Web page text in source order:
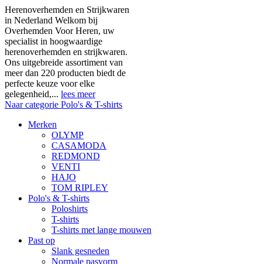
Herenoverhemden en Strijkwaren
in Nederland Welkom bij
Overhemden Voor Heren, uw
specialist in hoogwaardige
herenoverhemden en strijkwaren.
Ons uitgebreide assortiment van
meer dan 220 producten biedt de
perfecte keuze voor elke
gelegenheid,... lees meer
Naar categorie Polo's & T-shirts
Merken
OLYMP
CASAMODA
REDMOND
VENTI
HAJO
TOM RIPLEY
Polo's & T-shirts
Poloshirts
T-shirts
T-shirts met lange mouwen
Past op
Slank gesneden
Normale pasvorm